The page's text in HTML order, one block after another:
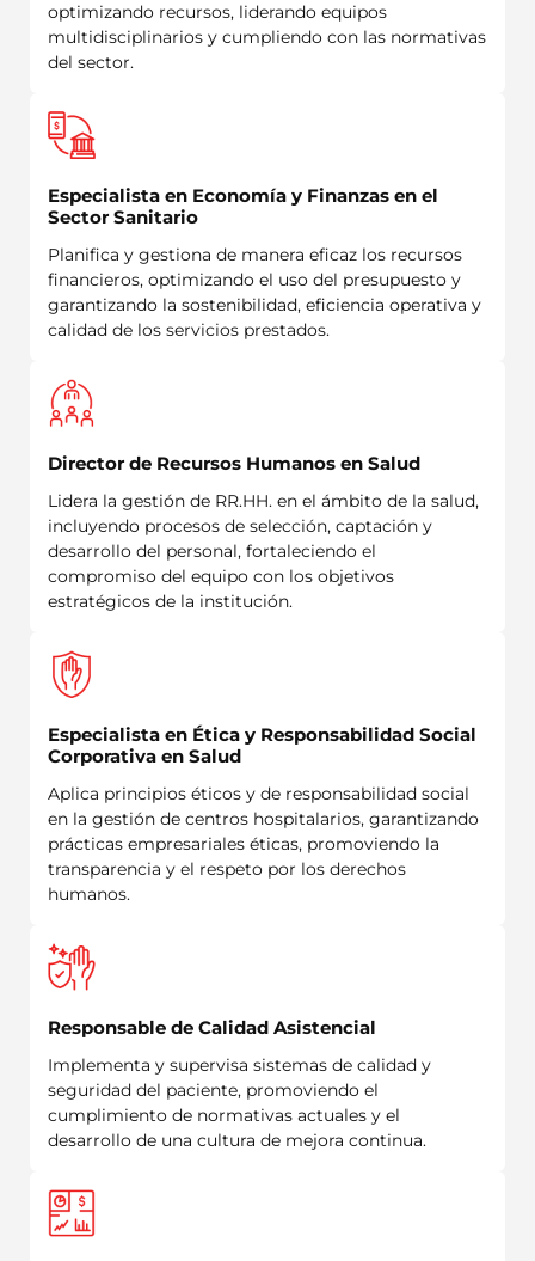
optimizando recursos, liderando equipos
multidisciplinarios y cumpliendo con las normativas
del sector.
Especialista en Economía y Finanzas en el
Sector Sanitario
Planifica y gestiona de manera eficaz los recursos
financieros, optimizando el uso del presupuesto y
garantizando la sostenibilidad, eficiencia operativa y
calidad de los servicios prestados.
Director de Recursos Humanos en Salud
Lidera la gestión de RR.HH. en el ámbito de la salud,
incluyendo procesos de selección, captación y
desarrollo del personal, fortaleciendo el
compromiso del equipo con los objetivos
estratégicos de la institución.
Especialista en Ética y Responsabilidad Social
Corporativa en Salud
Aplica principios éticos y de responsabilidad social
en la gestión de centros hospitalarios, garantizando
prácticas empresariales éticas, promoviendo la
transparencia y el respeto por los derechos
humanos.
Responsable de Calidad Asistencial
Implementa y supervisa sistemas de calidad y
seguridad del paciente, promoviendo el
cumplimiento de normativas actuales y el
desarrollo de una cultura de mejora continua.